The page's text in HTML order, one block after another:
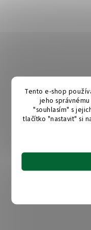
Tento e-shop
jeho
"souhlasím" s
tlačítko "nastavit" si